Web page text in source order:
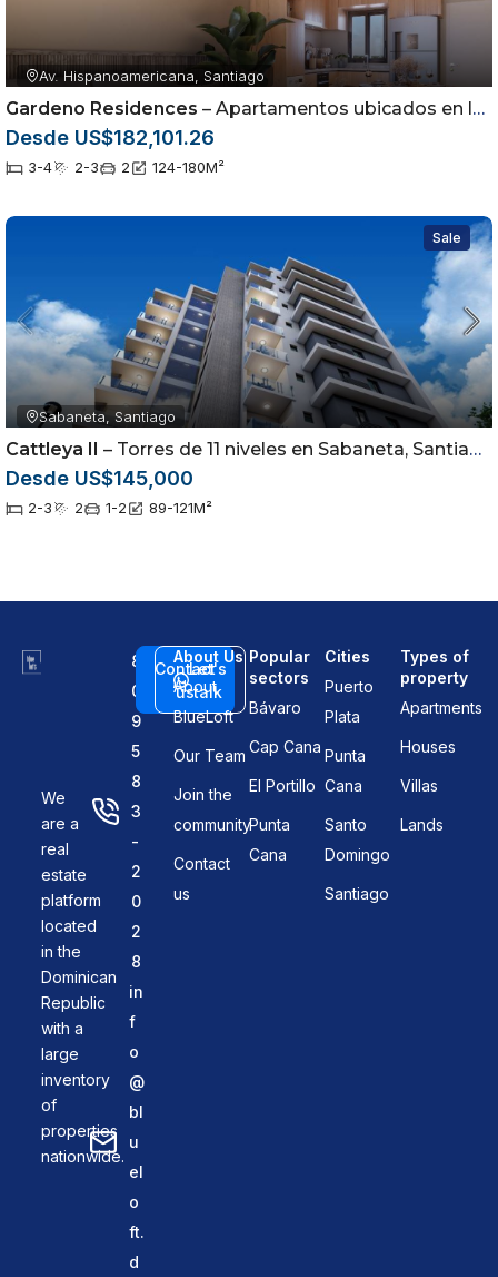
Av. Hispanoamericana, Santiago
Gardeno Residences – Apartamentos ubicados en la Av. Hispanoamericana dentro del sector Jardínes del Sur
Desde US$182,101.26
3-4 2-3 2 124-180M²
Sale
Sabaneta, Santiago
Cattleya II – Torres de 11 niveles en Sabaneta, Santiago
Desde US$145,000
2-3 2 1-2 89-121M²
We
are a
real
estate
platform
located
in the
Dominican
Republic
with a
large
inventory
of
properties
nationwide.
8
0
9
5
8
3
-
2
0
2
8
in
f
o
@
bl
u
el
o
ft.
d
Contact
us
Let's
talk
About Us
About
BlueLoft
Our Team
Join the
community
Contact
us
Popular
sectors
Bávaro
Cap Cana
El Portillo
Punta
Cana
Cities
Puerto
Plata
Punta
Cana
Santo
Domingo
Santiago
Types of
property
Apartments
Houses
Villas
Lands